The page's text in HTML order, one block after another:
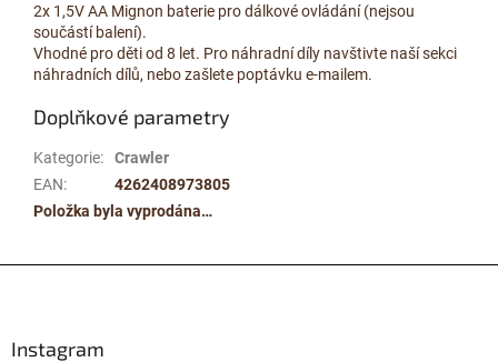
2x 1,5V AA Mignon baterie pro dálkové ovládání (nejsou
součástí balení).
Vhodné pro děti od 8 let. Pro náhradní díly navštivte naší sekci
náhradních dílů, nebo zašlete poptávku e-mailem.
Doplňkové parametry
Kategorie:
Crawler
EAN:
4262408973805
Položka byla vyprodána…
Instagram